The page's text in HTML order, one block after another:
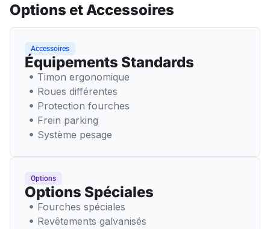
Options et Accessoires
Accessoires
Équipements Standards
Timon ergonomique
Roues différentes
Protection fourches
Frein parking
Système pesage
Options
Options Spéciales
Fourches spéciales
Revêtements galvanisés